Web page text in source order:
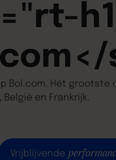
Bol.com. Hét grootste
België en Frankrijk.
Vrijblijvende